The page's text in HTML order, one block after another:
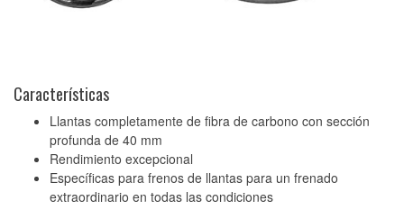
Características
Llantas completamente de fibra de carbono con sección
profunda de 40 mm
Rendimiento excepcional
Específicas para frenos de llantas para un frenado
extraordinario en todas las condiciones